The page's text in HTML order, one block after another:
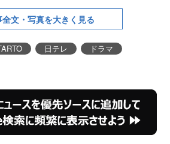
全文・写真を大きく見る
日テレ
ドラマ